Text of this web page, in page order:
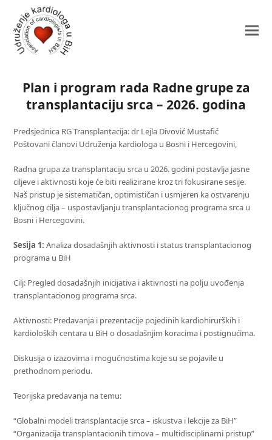
Plan i program rada Radne grupe za
transplantaciju srca – 2026. godina
Predsjednica RG Transplantacija: dr Lejla Divović Mustafić
Poštovani članovi Udruženja kardiologa u Bosni i Hercegovini,
Radna grupa za transplantaciju srca u 2026. godini postavlja jasne
ciljeve i aktivnosti koje će biti realizirane kroz tri fokusirane sesije.
Naš pristup je sistematičan, optimističan i usmjeren ka ostvarenju
ključnog cilja – uspostavljanju transplantacionog programa srca u
Bosni i Hercegovini.
Sesija 1: Analiza dosadašnjih aktivnosti i status transplantacionog
programa u BiH
Cilj: Pregled dosadašnjih inicijativa i aktivnosti na polju uvođenja
transplantacionog programa srca.
Aktivnosti: Predavanja i prezentacije pojedinih kardiohirurških i
kardioloških centara u BiH o dosadašnjim koracima i postignućima.
Diskusija o izazovima i mogućnostima koje su se pojavile u
prethodnom periodu.
Teorijska predavanja na temu:
“Globalni modeli transplantacije srca – iskustva i lekcije za BiH”
“Organizacija transplantacionih timova – multidisciplinarni pristup”